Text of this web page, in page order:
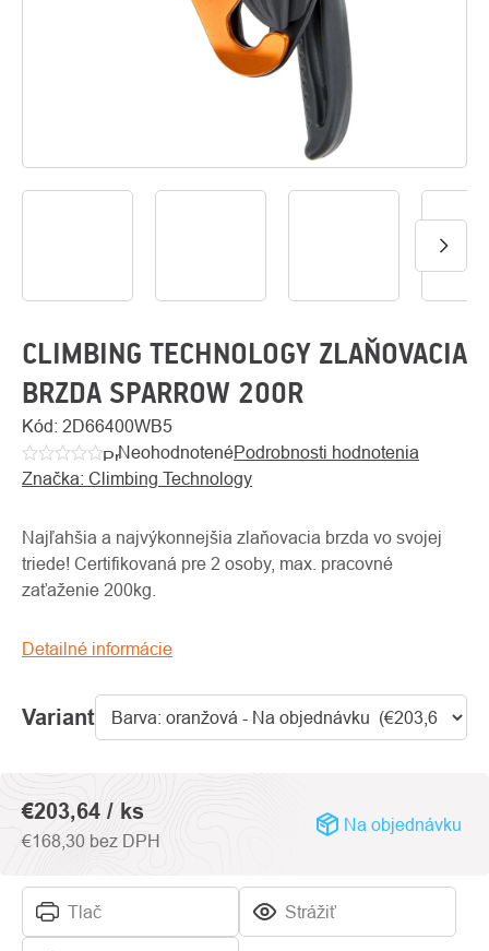
CLIMBING TECHNOLOGY ZLAŇOVACIA
BRZDA SPARROW 200R
Kód: 2D66400WB5
Priemerné
hodnotenie
je
0,0
z
hviezdičiek.
NeohodnotenéPodrobnosti hodnotenia
Značka: Climbing Technology
Variant
Najľahšia a najvýkonnejšia zlaňovacia brzda vo svojej
triede! Certifikovaná pre 2 osoby, max. pracovné
zaťaženie 200kg.
Detailné informácie
Tlač Strážiť
€203,64 / ks
€168,30 bez DPH
Na objednávku